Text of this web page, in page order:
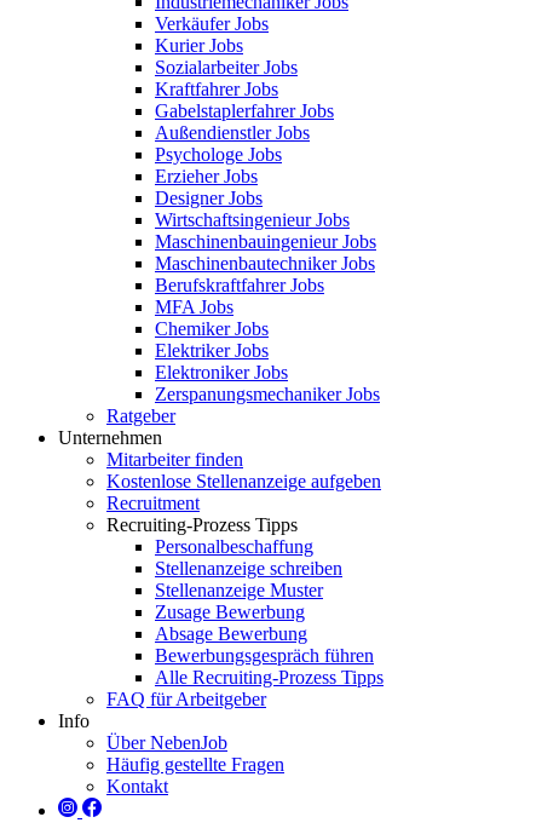
Verkäufer Jobs
Kurier Jobs
Sozialarbeiter Jobs
Kraftfahrer Jobs
Gabelstaplerfahrer Jobs
Außendienstler Jobs
Psychologe Jobs
Erzieher Jobs
Designer Jobs
Wirtschaftsingenieur Jobs
Maschinenbauingenieur Jobs
Maschinenbautechniker Jobs
Berufskraftfahrer Jobs
MFA Jobs
Chemiker Jobs
Elektriker Jobs
Elektroniker Jobs
Zerspanungsmechaniker Jobs
Ratgeber
Unternehmen
Mitarbeiter finden
Kostenlose Stellenanzeige aufgeben
Recruitment
Recruiting-Prozess Tipps
Personalbeschaffung
Stellenanzeige schreiben
Stellenanzeige Muster
Zusage Bewerbung
Absage Bewerbung
Bewerbungsgespräch führen
Alle Recruiting-Prozess Tipps
FAQ für Arbeitgeber
Info
Über NebenJob
Häufig gestellte Fragen
Kontakt